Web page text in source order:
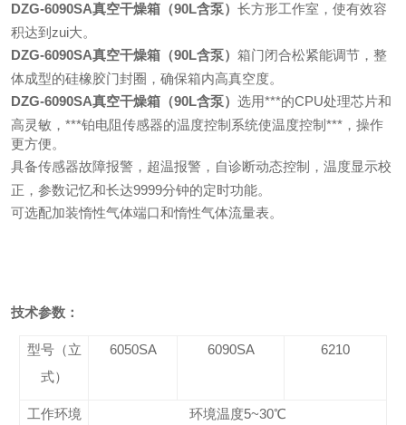
DZG-6090SA真空干燥箱（90L含泵） 长方形工作室，使有效容
积达到zui大。
DZG-6090SA真空干燥箱（90L含泵） 箱门闭合松紧能调节，整
体成型的硅橡胶门封圈，确保箱内高真空度。
DZG-6090SA真空干燥箱（90L含泵） 选用***的CPU处理芯片和
高灵敏，***铂电阻传感器的温度控制系统使温度控制***，操作
更方便。
具备传感器故障报警，超温报警，自诊断动态控制，温度显示校
正，参数记忆和长达9999分钟的定时功能。
可选配加装惰性气体端口和惰性气体流量表。
技术参数：
型号（立
式）
6050SA 6090SA 6210
工作环境 环境温度5~30℃